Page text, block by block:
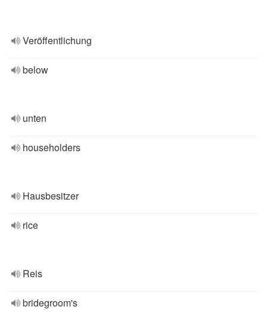
Veröffentlichung
below
unten
householders
Hausbesitzer
rice
Reis
bridegroom's